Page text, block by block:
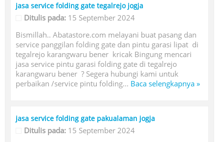
jasa service folding gate tegalrejo jogja
Ditulis pada: 15 September 2024
Bismillah.. Abatastore.com melayani buat pasang dan
service panggilan folding gate dan pintu garasi lipat di
tegalrejo karangwaru bener kricak Bingung mencari
jasa service pintu garasi folding gate di tegalrejo
karangwaru bener ? Segera hubungi kami untuk
perbaikan /service pintu folding... Baca selengkapnya »
jasa service folding gate pakualaman jogja
Ditulis pada: 15 September 2024